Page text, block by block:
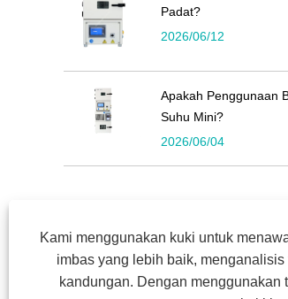
Padat?
2026/06/12
Apakah Penggunaan
Suhu Mini?
2026/06/04
Kami menggunakan kuki untuk
imbas yang lebih baik,
kandungan. Dengan menggunakan